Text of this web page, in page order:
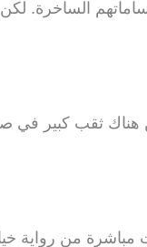
الساخرة.
ثقب كبير في
من رواية